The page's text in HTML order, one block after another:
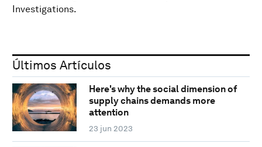
Investigations.
Últimos Artículos
Here's why the social dimension of
supply chains demands more
attention
23 jun 2023